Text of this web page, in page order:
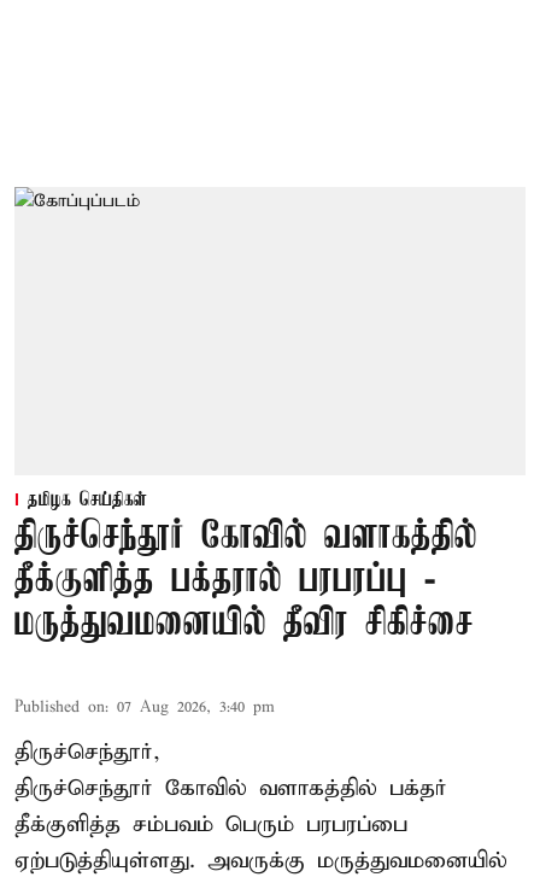
தமிழக செய்திகள்
திருச்செந்தூர் கோவில் வளாகத்தில்
தீக்குளித்த பக்தரால் பரபரப்பு -
மருத்துவமனையில் தீவிர சிகிச்சை
Published on: 07 Aug 2026, 3:40 pm
திருச்செந்தூர்,
திருச்செந்தூர் கோவில் வளாகத்தில் பக்தர்
தீக்குளித்த சம்பவம் பெரும் பரபரப்பை
ஏற்படுத்தியுள்ளது. அவருக்கு மருத்துவமனையில்